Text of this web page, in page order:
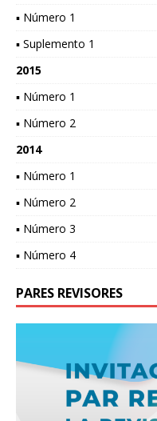
▪ Número 1
▪ Suplemento 1
2015
▪ Número 1
▪ Número 2
2014
▪ Número 1
▪ Número 2
▪ Número 3
▪ Número 4
PARES REVISORES